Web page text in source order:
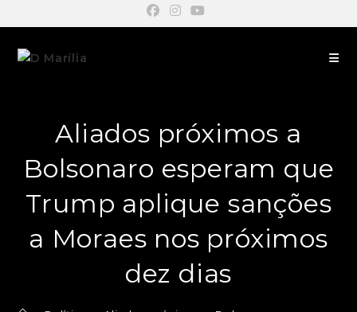
Aliados próximos a
Bolsonaro esperam que
Trump aplique sanções
a Moraes nos próximos
dez dias